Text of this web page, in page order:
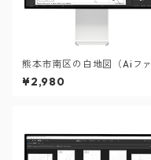
熊本市南区の白地図（Aiファ
イル）
¥2,980